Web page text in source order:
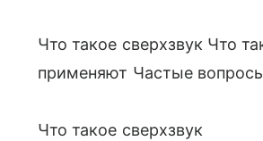
Что такое сверхзвук Что
применяют Частые
Что такое сверхзвук